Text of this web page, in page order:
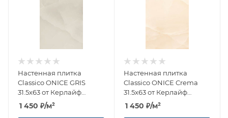
Настенная плитка
Classico ONICE GRIS
31.5x63 от Керлайф
(Россия)
1 450 ₽/м²
Настенная плитка
Classico ONICE Crema
31.5x63 от Керлайф
(Россия)
1 450 ₽/м²